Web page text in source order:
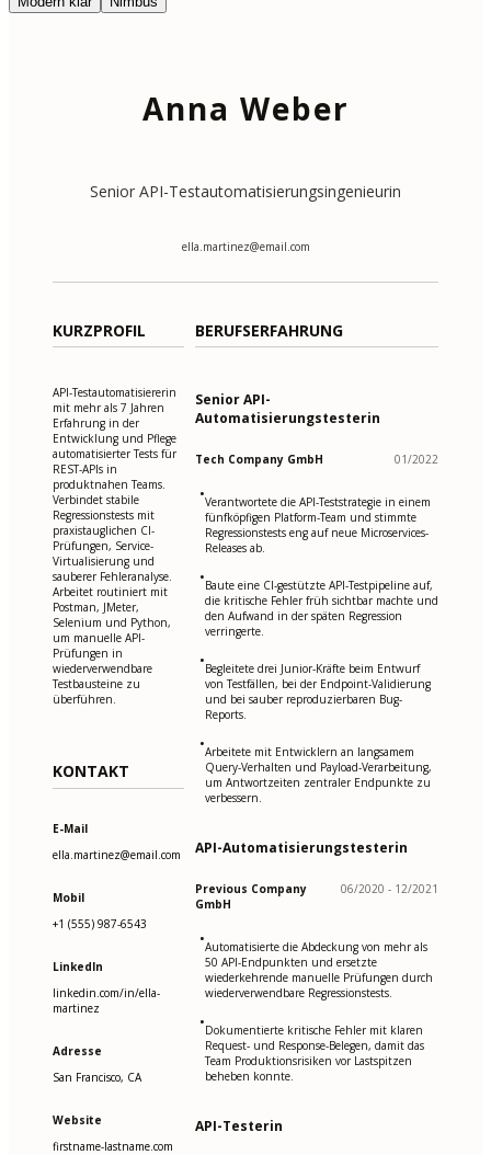
Anna Weber
Senior API-Testautomatisierungsingenieurin
ella.martinez@email.com
KURZPROFIL
API-Testautomatisiererin
mit mehr als 7 Jahren
Erfahrung in der
Entwicklung und Pflege
automatisierter Tests für
REST-APIs in
produktnahen Teams.
Verbindet stabile
Regressionstests mit
praxistauglichen CI-
Prüfungen, Service-
Virtualisierung und
sauberer Fehleranalyse.
Arbeitet routiniert mit
Postman, JMeter,
Selenium und Python,
um manuelle API-
Prüfungen in
wiederverwendbare
Testbausteine zu
überführen.
KONTAKT
E-Mail
ella.martinez@email.com
Mobil
+1 (555) 987-6543
LinkedIn
linkedin.com/in/ella-
martinez
Adresse
San Francisco, CA
Website
firstname-lastname.com
BERUFSERFAHRUNG
Senior API-
Automatisierungstesterin
Tech Company GmbH 01/2022
•Verantwortete die API-Teststrategie in einem
fünfköpfigen Platform-Team und stimmte
Regressionstests eng auf neue Microservices-
Releases ab.
•Baute eine CI-gestützte API-Testpipeline auf,
die kritische Fehler früh sichtbar machte und
den Aufwand in der späten Regression
verringerte.
•Begleitete drei Junior-Kräfte beim Entwurf
von Testfällen, bei der Endpoint-Validierung
und bei sauber reproduzierbaren Bug-
Reports.
•Arbeitete mit Entwicklern an langsamem
Query-Verhalten und Payload-Verarbeitung,
um Antwortzeiten zentraler Endpunkte zu
verbessern.
API-Automatisierungstesterin
Previous Company
GmbH
06/2020 - 12/2021
•Automatisierte die Abdeckung von mehr als
50 API-Endpunkten und ersetzte
wiederkehrende manuelle Prüfungen durch
wiederverwendbare Regressionstests.
•Dokumentierte kritische Fehler mit klaren
Request- und Response-Belegen, damit das
Team Produktionsrisiken vor Lastspitzen
beheben konnte.
API-Testerin